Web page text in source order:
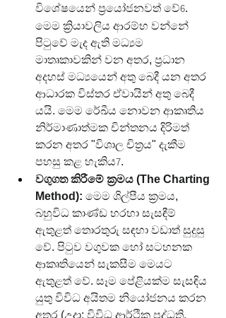
විශේෂයෙන් ප්‍රයෝජනවත් වේ6.
මෙම ක්‍රියාවලිය ආරම්භ වන්නේ
පිටුවේ මැද ඇති මධ්‍යම
මාතෘකාවකින් වන අතර, ප්‍රධාන
අදහස් මධ්‍යයෙන් අතු බෙදී යන අතර
ආධාරක විස්තර ඒවායින් අතු බෙදී
යයි. මෙම රේඛීය නොවන ආකෘතිය
නිර්මාණාත්මක චින්තනය දිරිමත්
කරන අතර "විශාල චිත්‍රය" දැකීම
පහසු කළ හැකිය7.
වගුගත කිරීමේ ක්‍රමය (The Charting
Method): මෙම ශිල්පීය ක්‍රමය,
බහුවිධ කාණ්ඩ හරහා සැසඳීම්
ඇතුළත් තොරතුරු සඳහා වඩාත් සුදුසු
වේ. පිටුව වගුවක හෝ සටහනක
ආකෘතියෙන් සැකසීම මෙයට
ඇතුළත් වේ. සෑම පේළියක්ම සැසඳිය
යුතු විවිධ අයිතම නියෝජනය කරන
අතර (උදා: විවිධ ආර්ථික පද්ධති,